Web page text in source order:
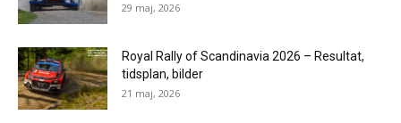
29 maj, 2026
Royal Rally of Scandinavia 2026 – Resultat,
tidsplan, bilder
21 maj, 2026